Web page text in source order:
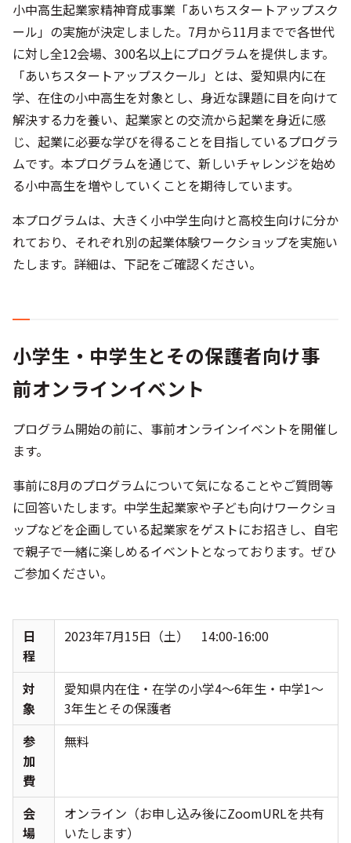
小中高生起業家精神育成事業「あいちスタートアップスク
ール」の実施が決定しました。7月から11月までで各世代
に対し全12会場、300名以上にプログラムを提供します。
「あいちスタートアップスクール」とは、愛知県内に在
学、在住の小中高生を対象とし、身近な課題に目を向けて
解決する力を養い、起業家との交流から起業を身近に感
じ、起業に必要な学びを得ることを目指しているプログラ
ムです。本プログラムを通じて、新しいチャレンジを始め
る小中高生を増やしていくことを期待しています。
本プログラムは、大きく小中学生向けと高校生向けに分か
れており、それぞれ別の起業体験ワークショップを実施い
たします。詳細は、下記をご確認ください。
小学生・中学生とその保護者向け事
前オンラインイベント
プログラム開始の前に、事前オンラインイベントを開催し
ます。
事前に8月のプログラムについて気になることやご質問等
に回答いたします。中学生起業家や子ども向けワークショ
ップなどを企画している起業家をゲストにお招きし、自宅
で親子で一緒に楽しめるイベントとなっております。ぜひ
ご参加ください。
日
程
2023年7月15日（土） 14:00-16:00
対
象
愛知県内在住・在学の小学4～6年生・中学1～
3年生とその保護者
参
加
費
無料
会
場
オンライン（お申し込み後にZoomURLを共有
いたします）